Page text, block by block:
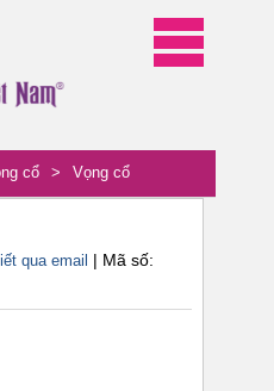
cổ > Vọng cổ
qua email | Mã số: